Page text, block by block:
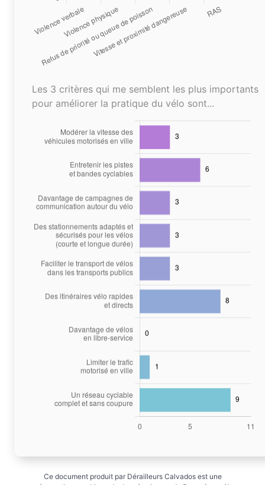
Les 3 critères qui me semblent les plus importants
pour améliorer la pratique du vélo sont...
Ce document produit par Dérailleurs Calvados est une